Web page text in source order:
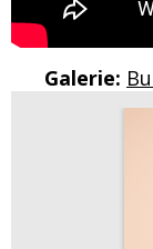
Galerie: